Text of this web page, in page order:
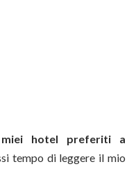
miei hotel preferiti a
tempo di leggere il mio